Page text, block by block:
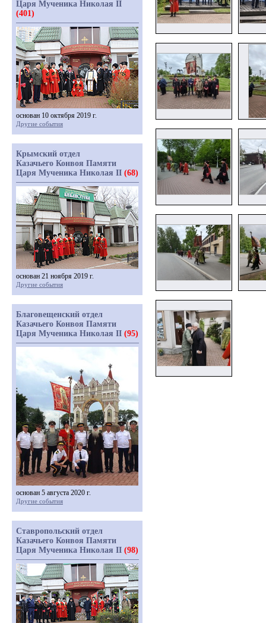
Царя Мученика Николая II
(401)
основан 10 октября 2019 г.
Другие события
Крымский отдел
Казачьего Конвоя Памяти
Царя Мученика Николая II (68)
основан 21 ноября 2019 г.
Другие события
Благовещенский отдел
Казачьего Конвоя Памяти
Царя Мученика Николая II (95)
основан 5 августа 2020 г.
Другие события
Ставропольский отдел
Казачьего Конвоя Памяти
Царя Мученика Николая II (98)